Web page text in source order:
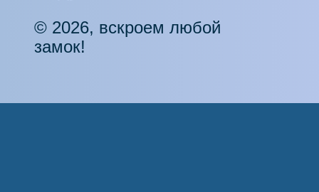
© 2026, вскроем любой
замок!